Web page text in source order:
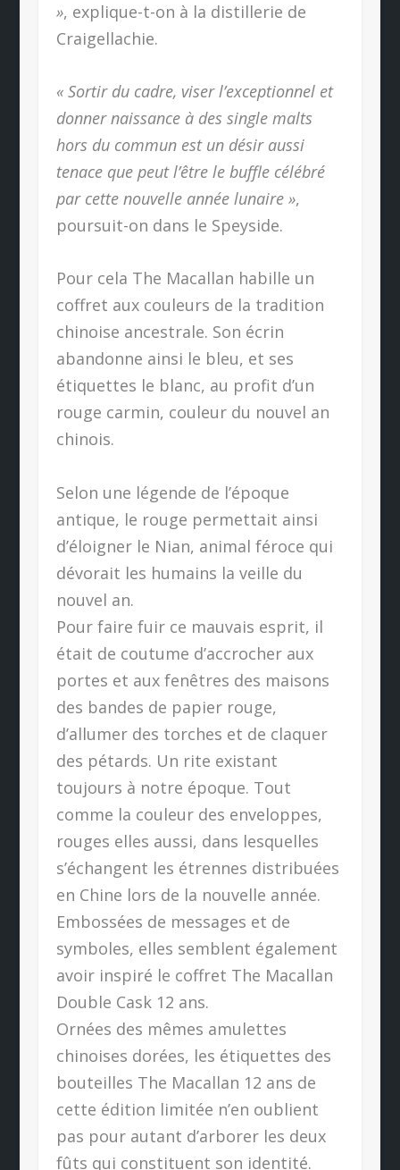
», explique-t-on à la distillerie de
Craigellachie.
« Sortir du cadre, viser l’exceptionnel et
donner naissance à des single malts
hors du commun est un désir aussi
tenace que peut l’être le buffle célébré
par cette nouvelle année lunaire »,
poursuit-on dans le Speyside.
Pour cela The Macallan habille un
coffret aux couleurs de la tradition
chinoise ancestrale. Son écrin
abandonne ainsi le bleu, et ses
étiquettes le blanc, au profit d’un
rouge carmin, couleur du nouvel an
chinois.
Selon une légende de l’époque
antique, le rouge permettait ainsi
d’éloigner le Nian, animal féroce qui
dévorait les humains la veille du
nouvel an.
Pour faire fuir ce mauvais esprit, il
était de coutume d’accrocher aux
portes et aux fenêtres des maisons
des bandes de papier rouge,
d’allumer des torches et de claquer
des pétards. Un rite existant
toujours à notre époque. Tout
comme la couleur des enveloppes,
rouges elles aussi, dans lesquelles
s’échangent les étrennes distribuées
en Chine lors de la nouvelle année.
Embossées de messages et de
symboles, elles semblent également
avoir inspiré le coffret The Macallan
Double Cask 12 ans.
Ornées des mêmes amulettes
chinoises dorées, les étiquettes des
bouteilles The Macallan 12 ans de
cette édition limitée n’en oublient
pas pour autant d’arborer les deux
fûts qui constituent son identité.